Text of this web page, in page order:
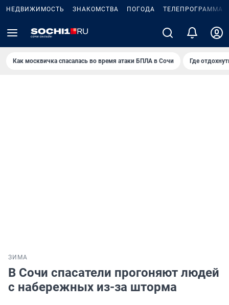
НЕДВИЖИМОСТЬ ЗНАКОМСТВА ПОГОДА ТЕЛЕПРОГРАММА
Как москвичка спасалась во время атаки БПЛА в Сочи Где
ЗИМА
В Сочи спасатели прогоняют людей
с набережных из-за шторма